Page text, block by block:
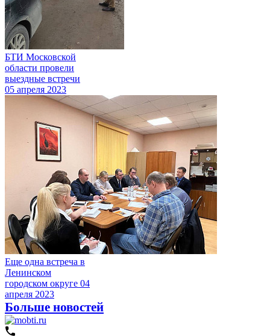
БТИ Московской
области провели
выездные встречи
05 апреля 2023
Еще одна встреча в
Ленинском
городском округе 04
апреля 2023
Больше новостей